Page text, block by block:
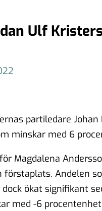
Ulf
partiledare Johan
minskar med 6
Magdalena
Andelen
ökat signifikant
med -6